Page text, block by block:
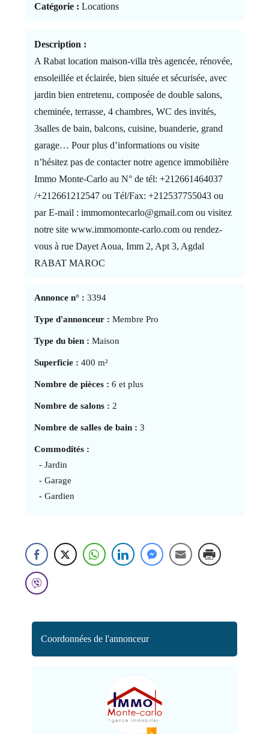
Catégorie : Locations
Description :
A Rabat location maison-villa très agencée, rénovée,
ensoleillée et éclairée, bien située et sécurisée, avec
jardin bien entretenu, composée de double salons,
cheminée, terrasse, 4 chambres, WC des invités,
3salles de bain, balcons, cuisine, buanderie, grand
garage… Pour plus d’informations ou visite
n’hésitez pas de contacter notre agence immobilière
Immo Monte-Carlo au N° de tél: +212661464037
/+212661212547 ou Tél/Fax: +212537755043 ou
par E-mail : immomontecarlo@gmail.com ou visitez
notre site www.immomonte-carlo.com ou rendez-
vous à rue Dayet Aoua, Imm 2, Apt 3, Agdal
RABAT MAROC
Annonce n° :3394
Type d'annonceur : Membre Pro
Type du bien : Maison
Superficie : 400 m²
Nombre de pièces : 6 et plus
Nombre de salons : 2
Nombre de salles de bain : 3
Commodités :
- Jardin
- Garage
- Gardien
Coordonnées de l'annonceur